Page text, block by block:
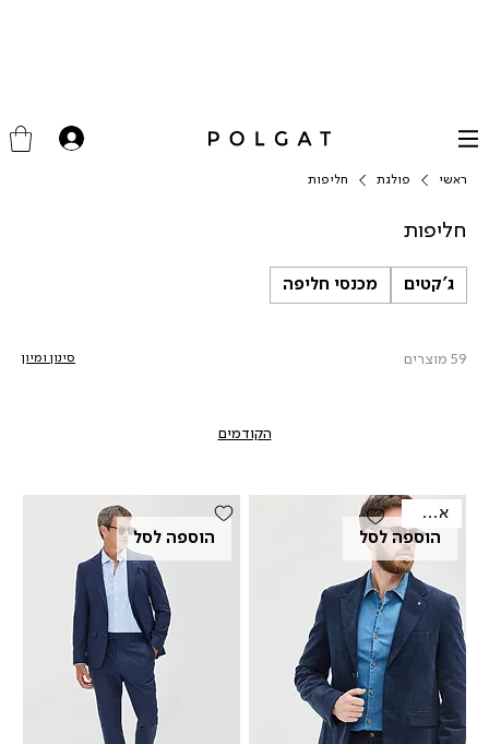
ראשי פולגת חליפות
חליפות
ג'קטים מכנסי חליפה
59 מוצרים סינון ומיון
הקודמים
הוספה לסל
אאוטלט
הוספה לסל